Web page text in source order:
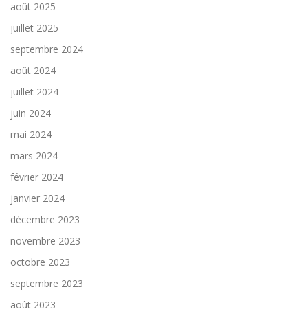
août 2025
juillet 2025
septembre 2024
août 2024
juillet 2024
juin 2024
mai 2024
mars 2024
février 2024
janvier 2024
décembre 2023
novembre 2023
octobre 2023
septembre 2023
août 2023